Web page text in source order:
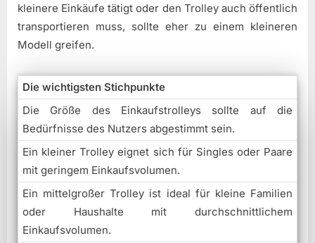
kleinere Einkäufe tätigt oder den Trolley auch öffentlich
transportieren muss, sollte eher zu einem kleineren
Modell greifen.
Die wichtigsten Stichpunkte
Die Größe des Einkaufstrolleys sollte auf die
Bedürfnisse des Nutzers abgestimmt sein.
Ein kleiner Trolley eignet sich für Singles oder Paare
mit geringem Einkaufsvolumen.
Ein mittelgroßer Trolley ist ideal für kleine Familien
oder Haushalte mit durchschnittlichem
Einkaufsvolumen.